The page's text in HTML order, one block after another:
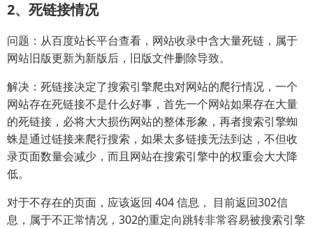
2、死链接情况
问题：从百度站长平台查看，网站收录中含大量死链，属于
网站旧版更新为新版后，旧版文件删除导致。
解决：死链接决定了搜索引擎爬虫对网站的爬行情况，一个
网站存在死链接不是什么好事，首先一个网站如果存在大量
的死链接，必将大大损伤网站的整体形象，再者搜索引擎蜘
蛛是通过链接来爬行搜索，如果太多链接无法到达，不但收
录页面数量会减少，而且网站在搜索引擎中的权重会大大降
低。
对于不存在的页面，应该返回 404 信息， 目前返回302信
息，属于不正常情况，302的重定向跳转非常容易被搜索引擎